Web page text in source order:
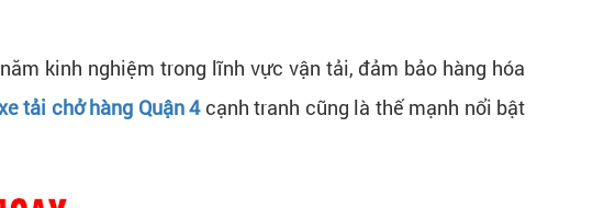
kinh nghiệm trong lĩnh vực vận tải, đảm bảo hàng hóa
tải chở hàng Quận 4cạnh tranh cũng là thế mạnh nổi bật